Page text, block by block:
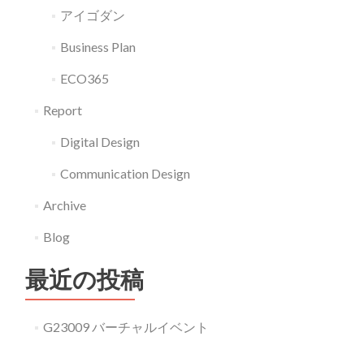
アイゴダン
Business Plan
ECO365
Report
Digital Design
Communication Design
Archive
Blog
最近の投稿
G23009 バーチャルイベント